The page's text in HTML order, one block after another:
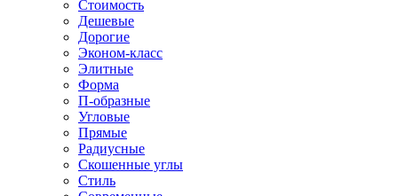
Стоимость
Дешевые
Дорогие
Эконом-класс
Элитные
Форма
П-образные
Угловые
Прямые
Радиусные
Скошенные углы
Стиль